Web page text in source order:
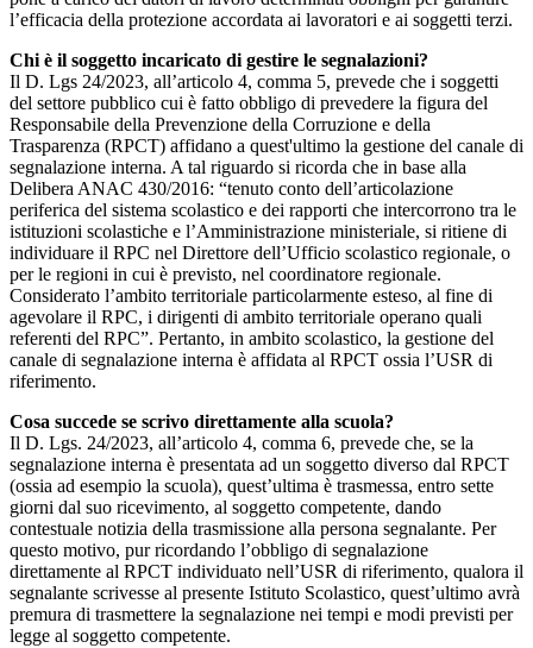
l’efficacia della protezione accordata ai lavoratori e ai soggetti terzi.
Chi è il soggetto incaricato di gestire le segnalazioni?
Il D. Lgs 24/2023, all’articolo 4, comma 5, prevede che i soggetti
del settore pubblico cui è fatto obbligo di prevedere la figura del
Responsabile della Prevenzione della Corruzione e della
Trasparenza (RPCT) affidano a quest'ultimo la gestione del canale di
segnalazione interna. A tal riguardo si ricorda che in base alla
Delibera ANAC 430/2016: “tenuto conto dell’articolazione
periferica del sistema scolastico e dei rapporti che intercorrono tra le
istituzioni scolastiche e l’Amministrazione ministeriale, si ritiene di
individuare il RPC nel Direttore dell’Ufficio scolastico regionale, o
per le regioni in cui è previsto, nel coordinatore regionale.
Considerato l’ambito territoriale particolarmente esteso, al fine di
agevolare il RPC, i dirigenti di ambito territoriale operano quali
referenti del RPC”. Pertanto, in ambito scolastico, la gestione del
canale di segnalazione interna è affidata al RPCT ossia l’USR di
riferimento.
Cosa succede se scrivo direttamente alla scuola?
Il D. Lgs. 24/2023, all’articolo 4, comma 6, prevede che, se la
segnalazione interna è presentata ad un soggetto diverso dal RPCT
(ossia ad esempio la scuola), quest’ultima è trasmessa, entro sette
giorni dal suo ricevimento, al soggetto competente, dando
contestuale notizia della trasmissione alla persona segnalante. Per
questo motivo, pur ricordando l’obbligo di segnalazione
direttamente al RPCT individuato nell’USR di riferimento, qualora il
segnalante scrivesse al presente Istituto Scolastico, quest’ultimo avrà
premura di trasmettere la segnalazione nei tempi e modi previsti per
legge al soggetto competente.